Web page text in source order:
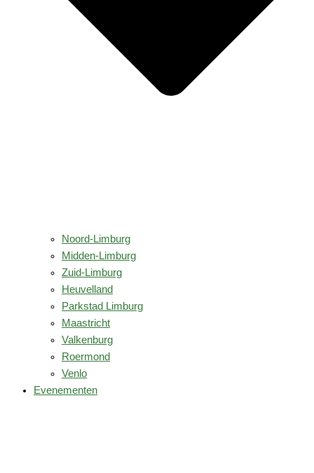
Noord-Limburg
Midden-Limburg
Zuid-Limburg
Heuvelland
Parkstad Limburg
Maastricht
Valkenburg
Roermond
Venlo
Evenementen